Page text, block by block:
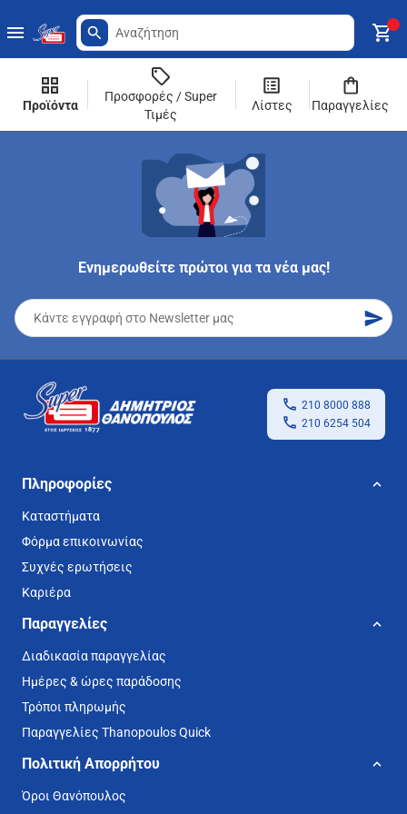
Προϊόντα
Προσφορές / Super
Τιμές
Λίστες Παραγγελίες
Ενημερωθείτε πρώτοι για τα νέα μας!
210 8000 888
210 6254 504
Πληροφορίες
Καταστήματα
Φόρμα επικοινωνίας
Συχνές ερωτήσεις
Καριέρα
Παραγγελίες
Διαδικασία παραγγελίας
Ημέρες & ώρες παράδοσης
Τρόποι πληρωμής
Παραγγελίες Thanopoulos Quick
Πολιτική Απορρήτου
Όροι Θανόπουλος